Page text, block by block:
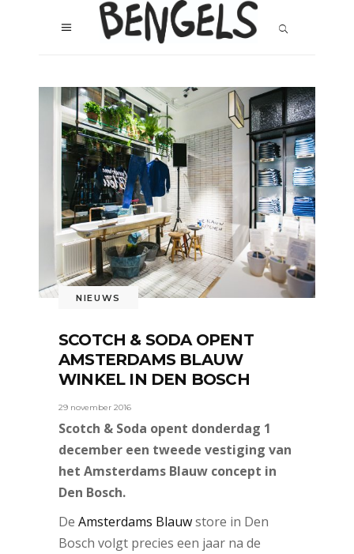
NIEUWS
SCOTCH & SODA OPENT
AMSTERDAMS BLAUW
WINKEL IN DEN BOSCH
29 november 2016
Scotch & Soda opent donderdag 1
december een tweede vestiging van
het Amsterdams Blauw concept in
Den Bosch.
De Amsterdams Blauwstore in Den
Bosch volgt precies een jaar na de